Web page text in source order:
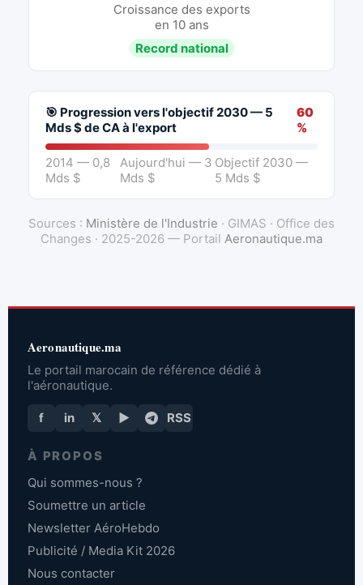
Croissance des exports
en 10 ans
Record national
🎯 Progression vers l'objectif 2030 — 5
Mds $ de CA à l'export
60
%
2014 — 0,8
Mds $
Aujourd'hui — 3
Mds $
Objectif 2030 —
5 Mds $
Sources : Ministère de l'Industrie · GIMAS · Office des
Changes · 2025-2026 — Portail Aeronautique.ma
Aeronautique.ma
Le portail marocain de référence dédié à
l'aéronautique.
f in 𝕏 ▶ RSS
À PROPOS
Qui sommes-nous ?
Soumettre un article
Newsletter AéroHebdo
Publicité / Media Kit 2026
Nous contacter